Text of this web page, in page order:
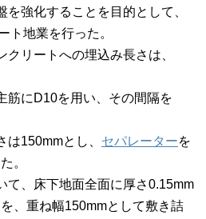
強化することを目的として、
ト地業を行った。
クリートへの埋込み長さは、
筋にD10を用い、その間隔を
150mmとし、 セパレーターを
。
て、床下地面全面に厚さ0.15mm
、重ね幅150mmとして敷き詰